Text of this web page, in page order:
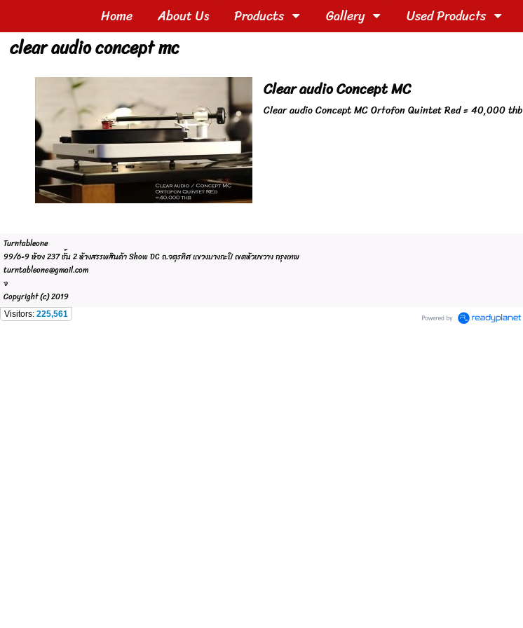
Home About Us Products Gallery Used Products
clear audio concept mc
Clear audio Concept MC
Clear audio Concept MC Ortofon Quintet Red = 40,000 thb
Turntableone
99/6-9 ห้อง 237 ชั้น 2 ห้างสรรพสินค้า Show DC ถ.จตุรทิศ แขวงบางกะปิ เขตห้วยขวาง กรุงเทพ
turntableone@gmail.com
จ
Copyright (c) 2019
Visitors: 225,561